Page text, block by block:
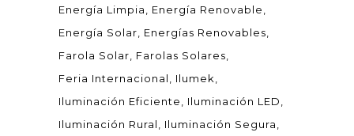
Energía Limpia
Energía Renovable
Energía Solar
Energías Renovables
Farola Solar
Farolas Solares
Feria Internacional
Ilumek
Iluminación Eficiente
Iluminación LED
Iluminación Rural
Iluminación Segura